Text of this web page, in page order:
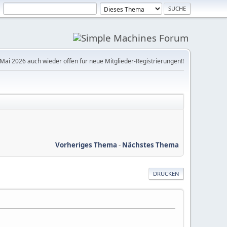
2026 auch wieder offen für neue Mitglieder-Registrierungen!!
Vorheriges Thema - Nächstes Thema
DRUCKEN